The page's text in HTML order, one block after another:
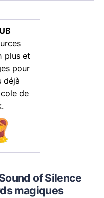
plus et
pour
déjà
de
of Silence
magiques